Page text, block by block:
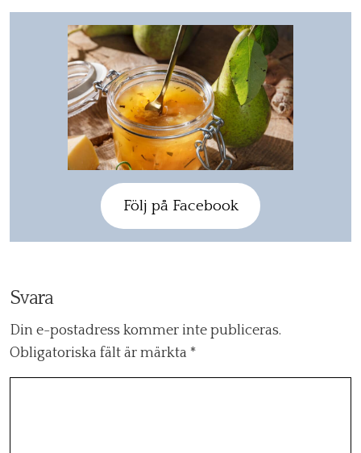
Följ på Facebook
Svara
Din e-postadress kommer inte publiceras.
Obligatoriska fält är märkta *